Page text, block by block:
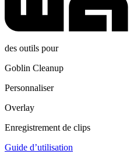
des outils pour
Goblin Cleanup
Personnaliser
Overlay
Enregistrement de clips
Guide d’utilisation